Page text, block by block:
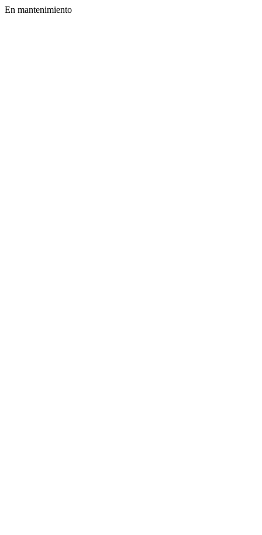
En mantenimiento